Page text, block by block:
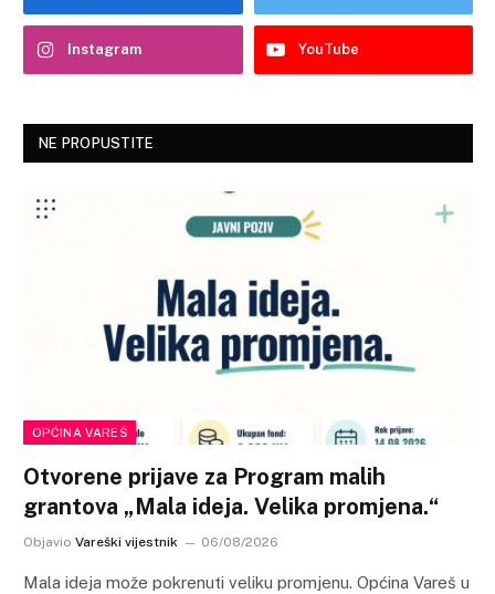
Instagram YouTube
NE PROPUSTITE
OPĆINA VAREŠ
Otvorene prijave za Program malih
grantova „Mala ideja. Velika promjena.“
Objavio Vareški vijestnik 06/08/2026
Mala ideja može pokrenuti veliku promjenu. Općina Vareš u